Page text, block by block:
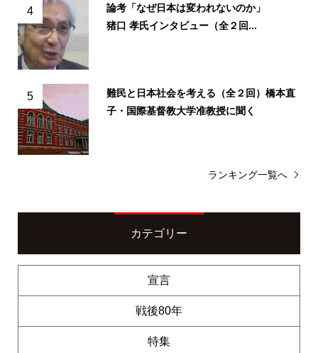
4
論考「なぜ日本は変われないのか」
猪口 孝氏インタビュー（全２回...
5
難民と日本社会を考える（全２回）橋本直
子・国際基督教大学准教授に聞く
ランキング一覧へ
カテゴリー
宣言
戦後80年
特集